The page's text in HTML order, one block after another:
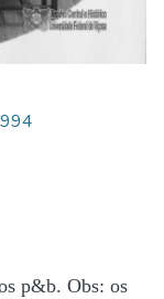
p&b. Obs: os